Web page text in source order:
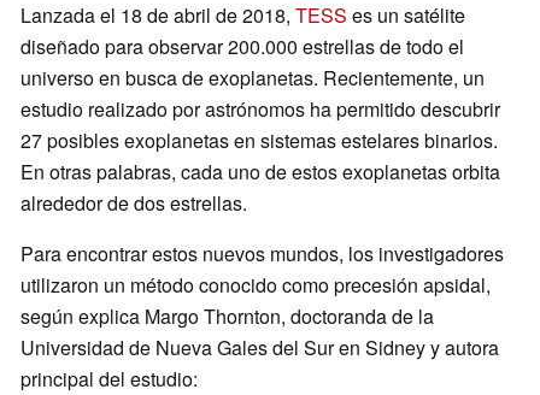
Lanzada el 18 de abril de 2018, TESS es un satélite
diseñado para observar 200.000 estrellas de todo el
universo en busca de exoplanetas. Recientemente, un
estudio realizado por astrónomos ha permitido descubrir
27 posibles exoplanetas en sistemas estelares binarios.
En otras palabras, cada uno de estos exoplanetas orbita
alrededor de dos estrellas.
Para encontrar estos nuevos mundos, los investigadores
utilizaron un método conocido como precesión apsidal,
según explica Margo Thornton, doctoranda de la
Universidad de Nueva Gales del Sur en Sidney y autora
principal del estudio: